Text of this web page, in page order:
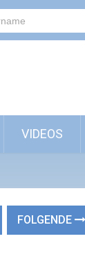
VIDEOS
FOLGENDE